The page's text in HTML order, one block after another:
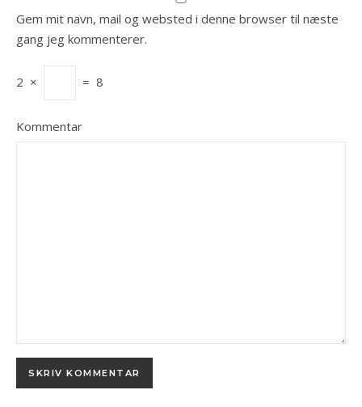
Gem mit navn, mail og websted i denne browser til næste
gang jeg kommenterer.
2 × = 8
Kommentar